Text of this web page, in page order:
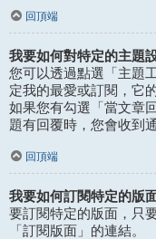
回頂端
我要如何對特定的主題
您可以透過點選「主題
定我的最愛或訂閱，它
如果您有勾選「當文章
題有回覆時，您會收到通
回頂端
我要如何訂閱特定的版
要訂閱特定的版面，只
「訂閱版面」的連結。